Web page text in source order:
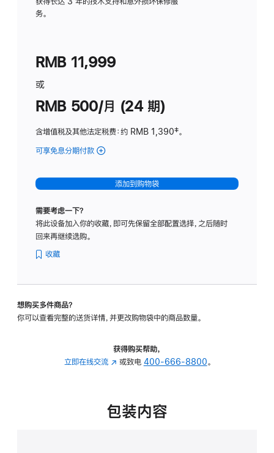
务。
RMB 11,999
或
RMB 500/月 (24 期)
含增值税及其他法定税费：约 RMB 1,390脚
‡。
可享免息分期付款 (Studio
-
标
璃
转
的
添加到购物袋
需要考虑一下？
将此设备加入你的收藏，即可先保留全部配置选择，之后随时
回来再继续选购。
收藏
想购买多件商品？
你可以查看完整的送货详情，并更改购物袋中的商品数量。
获得购买帮助，
立即在线交流 (在
中
或致电 400-666-8800。
包装内容